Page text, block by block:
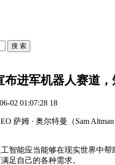
搜 索
布进军机器人赛道
02 01:07:28 18
萨姆 · 奥尔特曼（Sam
智能应当能够在现实世界中
足自己的各种需求。